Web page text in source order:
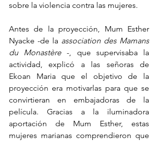
sobre la violencia contra las mujeres.
Antes de la proyección, Mum Esther
Nyacke -de la association des Mamans
du Monastère -, que supervisaba la
actividad, explicó a las señoras de
Ekoan Maria que el objetivo de la
proyección era motivarlas para que se
convirtieran en embajadoras de la
película. Gracias a la iluminadora
aportación de Mum Esther, estas
mujeres marianas comprendieron que